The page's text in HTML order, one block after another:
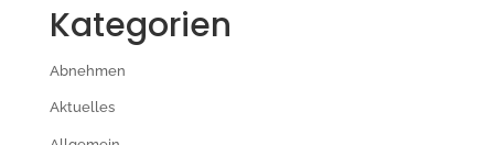
Kategorien
Abnehmen
Aktuelles